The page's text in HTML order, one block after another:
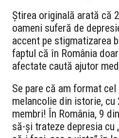
Știrea originală arată că
oameni suferă de
accent pe stigmatizarea
faptul că în România
afectate caută ajutor
Se pare că am format
melancolie din istorie, cu
membri! În România, 9
să-și trateze depresia cu